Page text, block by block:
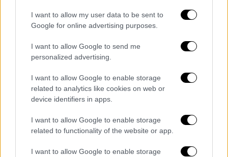
I want to allow my user data to be sent to
Google for online advertising purposes.
I want to allow Google to send me
personalized advertising.
I want to allow Google to enable storage
related to analytics like cookies on web or
device identifiers in apps.
I want to allow Google to enable storage
related to functionality of the website or app.
I want to allow Google to enable storage
Ομιλία Δένδια με αιχμές στο συνέδριο
της ΝΔ: Το DNA του κόμματος, οι
«περίκλειστες Καγκελαρίες των
τεχνοκρατών» και οι δημοσκοπήσεις
«Οι πολίτες περιμένουν πολλά από εμάς,
περιμένουν να αλλάξουμε τη χώρα, αλλιώς
κινδυνεύουμε να μας αλλάξουν εκείνοι»
τόνισε ο υπουργός Εθνικής Άμυνας από το
Δημοκρατίας